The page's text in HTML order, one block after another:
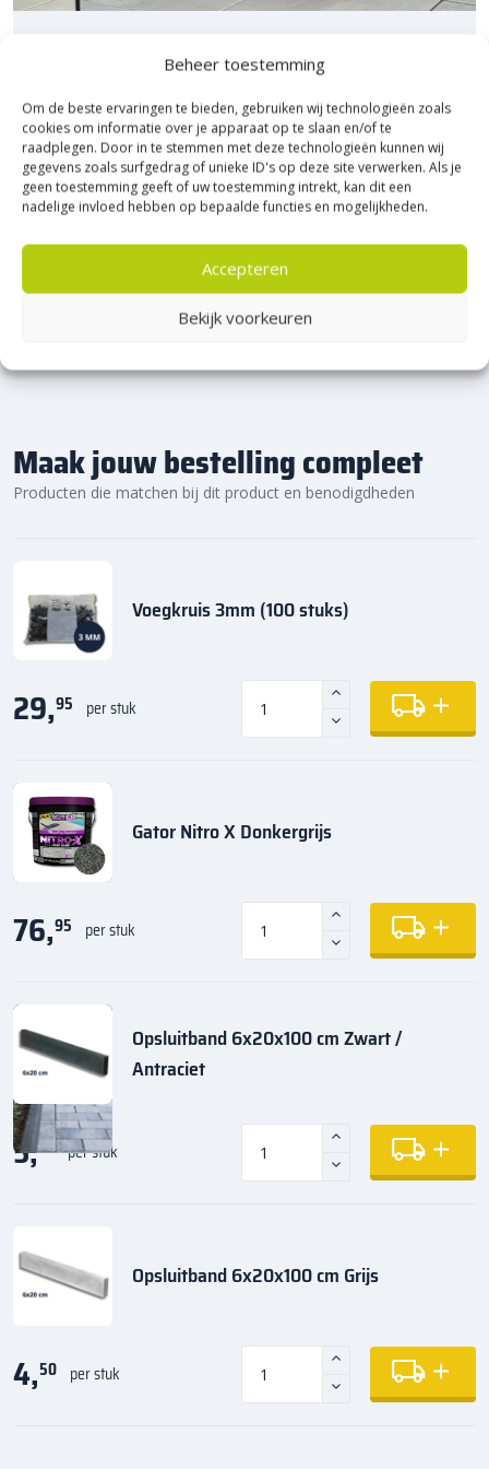
Beheer toestemming
Om de beste ervaringen te bieden, gebruiken wij technologieën zoals
cookies om informatie over je apparaat op te slaan en/of te
raadplegen. Door in te stemmen met deze technologieën kunnen wij
gegevens zoals surfgedrag of unieke ID's op deze site verwerken. Als je
geen toestemming geeft of uw toestemming intrekt, kan dit een
nadelige invloed hebben op bepaalde functies en mogelijkheden.
Accepteren
Bekijk voorkeuren
Bezoek Experience Centre XXL
Bijna het gehele Kijlstra assortiment vind je in het
prachtige Heerde.
★ 2.500m² Experience Centre XXL in Heerde!
Kom gezellig langs!
Maak jouw bestelling compleet
Producten die matchen bij dit product en benodigdheden
Voegkruis 3mm (100 stuks)
29,95 per stuk
Gator Nitro X Donkergrijs
76,95 per stuk
Opsluitband 6x20x100 cm Zwart /
Antraciet
5,35 per stuk
Opsluitband 6x20x100 cm Grijs
4,50 per stuk